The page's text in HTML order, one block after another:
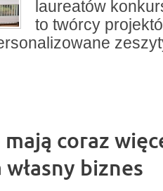
laureatów
to twórcy
mają coraz
biznes